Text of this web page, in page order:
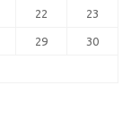
22 23
29 30